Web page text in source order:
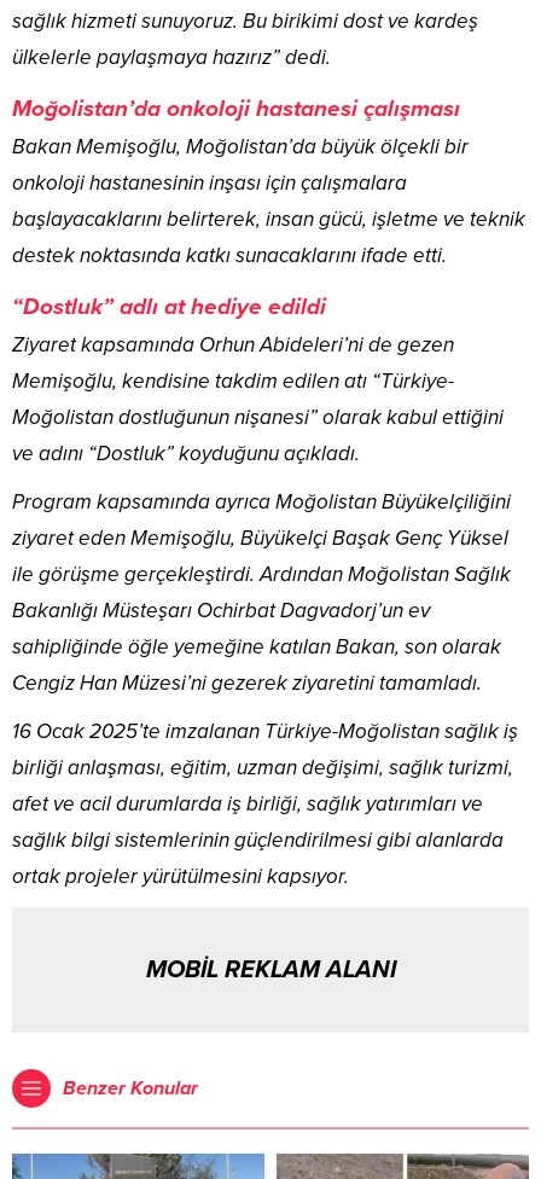
sağlık hizmeti sunuyoruz. Bu birikimi dost ve kardeş
ülkelerle paylaşmaya hazırız” dedi.
Moğolistan’da onkoloji hastanesi çalışması
Bakan Memişoğlu, Moğolistan’da büyük ölçekli bir
onkoloji hastanesinin inşası için çalışmalara
başlayacaklarını belirterek, insan gücü, işletme ve teknik
destek noktasında katkı sunacaklarını ifade etti.
“Dostluk” adlı at hediye edildi
Ziyaret kapsamında Orhun Abideleri’ni de gezen
Memişoğlu, kendisine takdim edilen atı “Türkiye-
Moğolistan dostluğunun nişanesi” olarak kabul ettiğini
ve adını “Dostluk” koyduğunu açıkladı.
Program kapsamında ayrıca Moğolistan Büyükelçiliğini
ziyaret eden Memişoğlu, Büyükelçi Başak Genç Yüksel
ile görüşme gerçekleştirdi. Ardından Moğolistan Sağlık
Bakanlığı Müsteşarı Ochirbat Dagvadorj’un ev
sahipliğinde öğle yemeğine katılan Bakan, son olarak
Cengiz Han Müzesi’ni gezerek ziyaretini tamamladı.
16 Ocak 2025’te imzalanan Türkiye-Moğolistan sağlık iş
birliği anlaşması, eğitim, uzman değişimi, sağlık turizmi,
afet ve acil durumlarda iş birliği, sağlık yatırımları ve
sağlık bilgi sistemlerinin güçlendirilmesi gibi alanlarda
ortak projeler yürütülmesini kapsıyor.
MOBİL REKLAM ALANI
Benzer Konular